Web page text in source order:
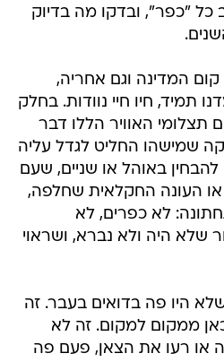
כל "כפר", ובדקו מה בדיוק
קום המדינה וגם אחריה,
תמיד, חיו חיי נוודות. בחלק
תצלומי האוויר הללו דבר
שמישהו החליט לגדל עליה
באוהל או שניים, שעם
העונה החקלאית שחלפה,
לא כפרים, לא
שלא היה ולא נברא, ושראוי
היו פה בדואים בעבר. זה
ממקום למקום. זה לא
או רעו את הצאן, פעם פה